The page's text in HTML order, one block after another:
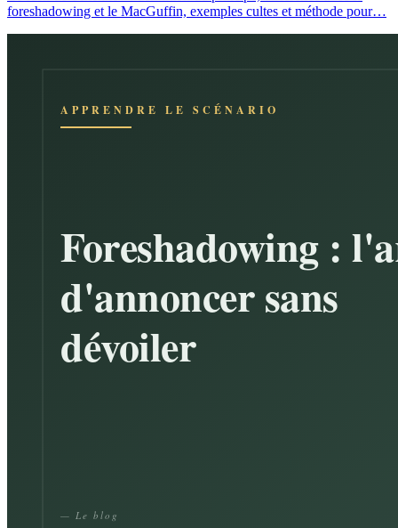
foreshadowing et le MacGuffin, exemples cultes et méthode pour…